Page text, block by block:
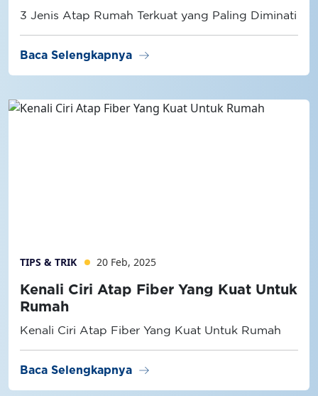
3 Jenis Atap Rumah Terkuat yang Paling Diminati
Baca Selengkapnya arrow_right_alt
TIPS & TRIK 20 Feb, 2025
Kenali Ciri Atap Fiber Yang Kuat Untuk
Rumah
Kenali Ciri Atap Fiber Yang Kuat Untuk Rumah
Baca Selengkapnya arrow_right_alt